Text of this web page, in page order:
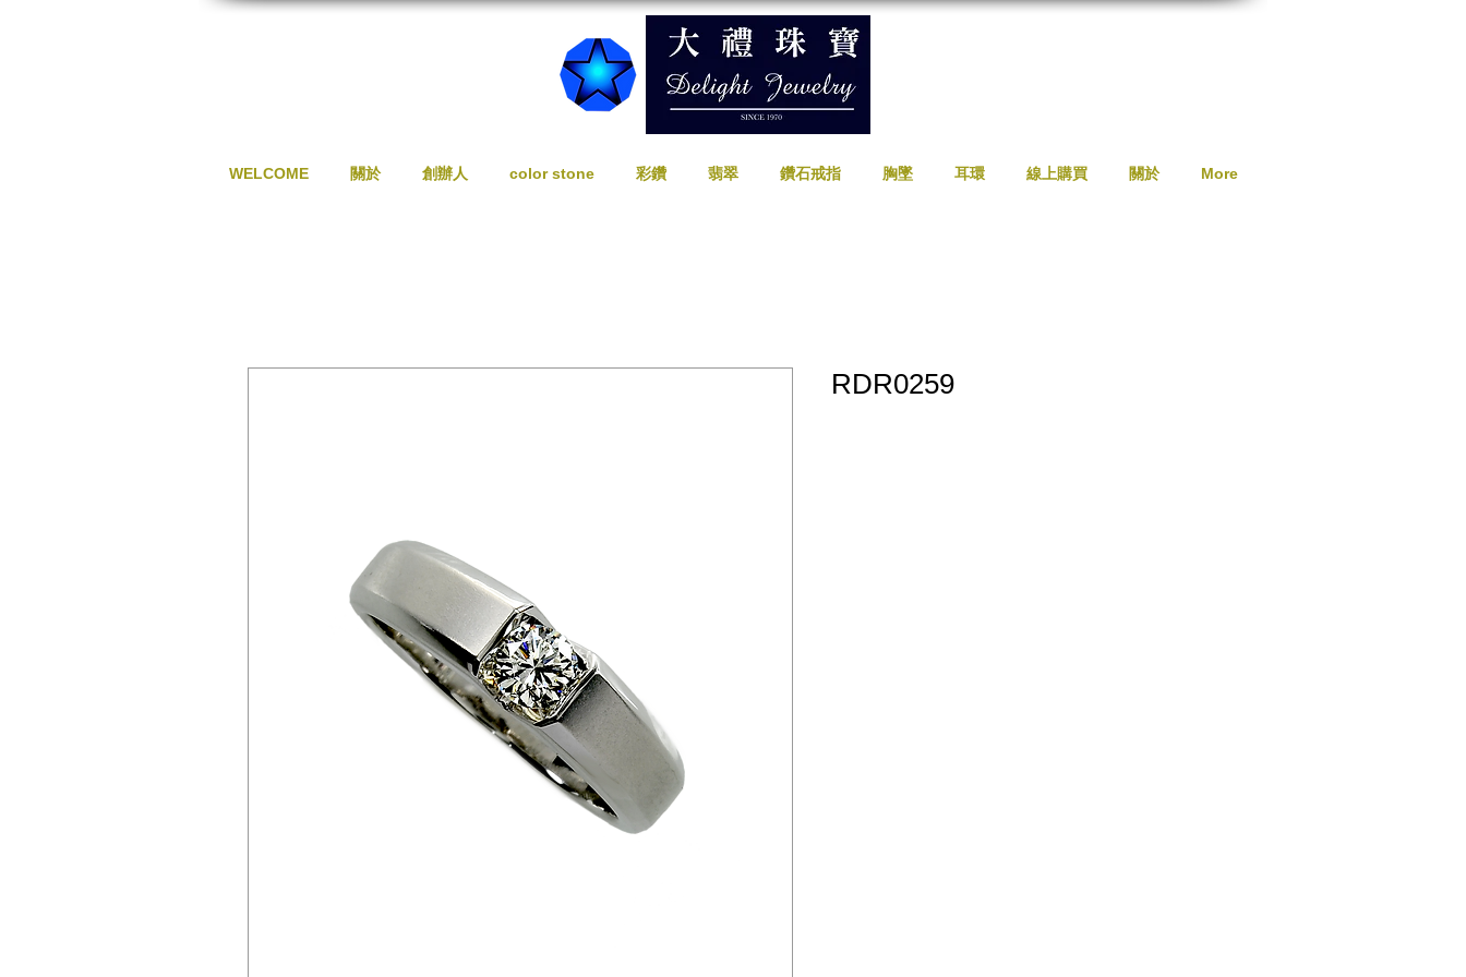
WELCOME 關於 創辦人 color stone 彩鑽 翡翠 鑽石戒指 胸墜 耳環 線上購買 關於 More
RDR0259